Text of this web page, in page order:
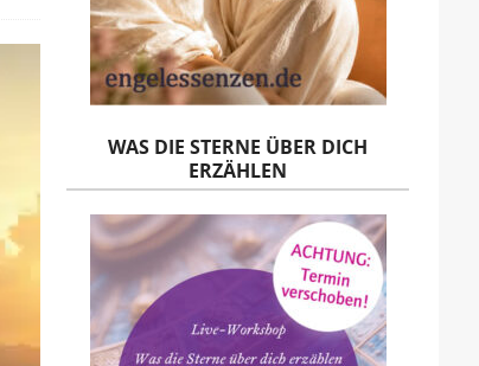
WAS DIE STERNE ÜBER DICH
ERZÄHLEN